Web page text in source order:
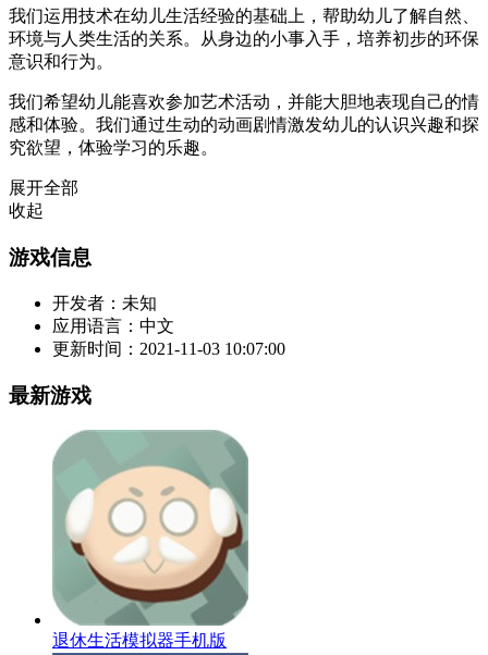
我们运用技术在幼儿生活经验的基础上，帮助幼儿了解自然、
环境与人类生活的关系。从身边的小事入手，培养初步的环保
意识和行为。
我们希望幼儿能喜欢参加艺术活动，并能大胆地表现自己的情
感和体验。我们通过生动的动画剧情激发幼儿的认识兴趣和探
究欲望，体验学习的乐趣。
展开全部
收起
游戏信息
开发者： 未知
应用语言： 中文
更新时间： 2021-11-03 10:07:00
最新游戏
退休生活模拟器手机版